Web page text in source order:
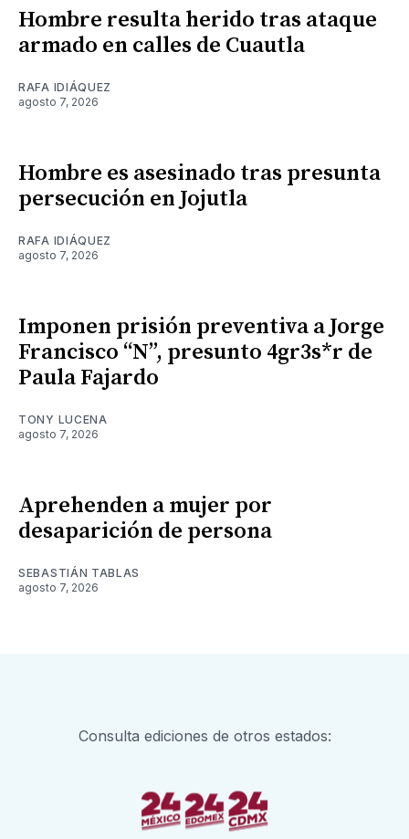
Hombre resulta herido tras ataque
armado en calles de Cuautla
RAFA IDIÁQUEZ
agosto 7, 2026
Hombre es asesinado tras presunta
persecución en Jojutla
RAFA IDIÁQUEZ
agosto 7, 2026
Imponen prisión preventiva a Jorge
Francisco “N”, presunto 4gr3s*r de
Paula Fajardo
TONY LUCENA
agosto 7, 2026
Aprehenden a mujer por
desaparición de persona
SEBASTIÁN TABLAS
agosto 7, 2026
Consulta ediciones de otros estados: